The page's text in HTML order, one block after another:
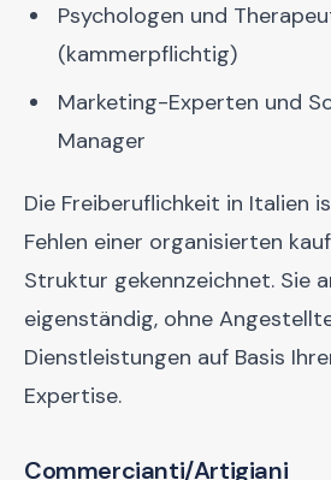
Psychologen und
(kammerpflichtig)
Marketing-Experten und
Manager
Die Freiberuflichkeit in Italien
Fehlen einer organisierten
Struktur gekennzeichnet. Sie
eigenständig, ohne
Dienstleistungen auf Basis
Expertise.
Commercianti/Artigiani